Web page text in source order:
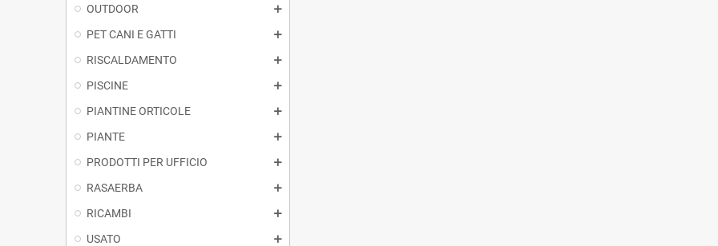
OUTDOOR
PET CANI E GATTI
RISCALDAMENTO
PISCINE
PIANTINE ORTICOLE
PIANTE
PRODOTTI PER UFFICIO
RASAERBA
RICAMBI
USATO